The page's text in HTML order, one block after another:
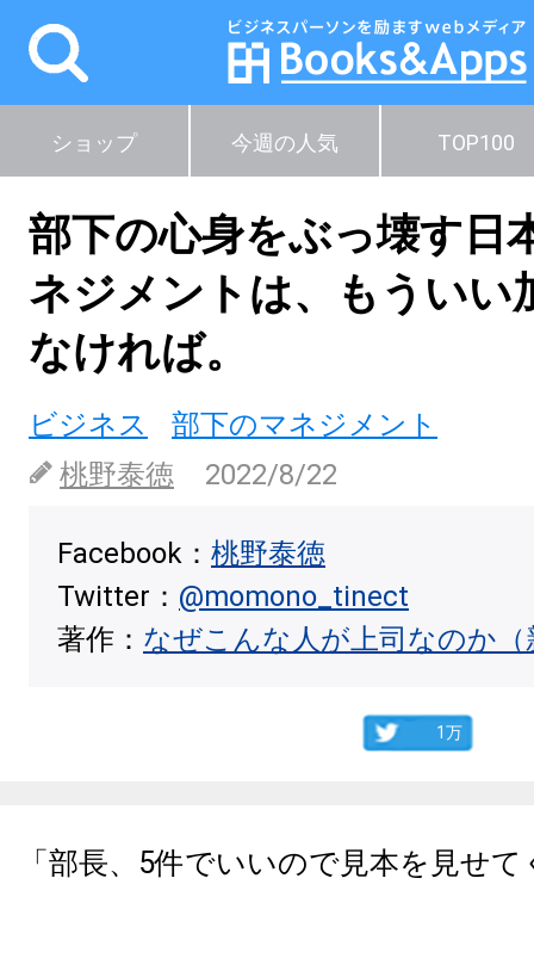
ショップ 今週の人気 TOP100
部下の心身をぶっ壊す日
ネジメントは、もういい
なければ。
ビジネス
部下のマネジメント
桃野泰徳
2022/8/22
Facebook： 桃野泰徳
Twitter： @momono_tinect
著作： なぜこんな人が上司なのか（
1万
「部長、5件でいいので見本を見せ